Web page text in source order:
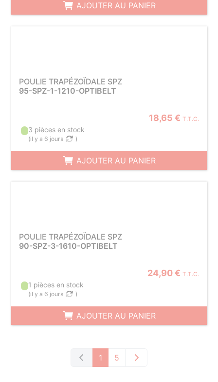
AJOUTER AU PANIER
POULIE TRAPÉZOÏDALE SPZ
95-SPZ-1-1210-OPTIBELT
18,65 € T.T.C.
3 pièces en stock
(il y a 6 jours )
AJOUTER AU PANIER
POULIE TRAPÉZOÏDALE SPZ
90-SPZ-3-1610-OPTIBELT
24,90 € T.T.C.
1 pièces en stock
(il y a 6 jours )
AJOUTER AU PANIER
1 5